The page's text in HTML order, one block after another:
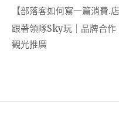
【部落客如何寫一篇消費.
跟著領隊Sky玩｜品牌合
觀光推廣